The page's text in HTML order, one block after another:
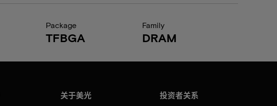
Package
TFBGA
Family
DRAM
关于美光 投资者关系